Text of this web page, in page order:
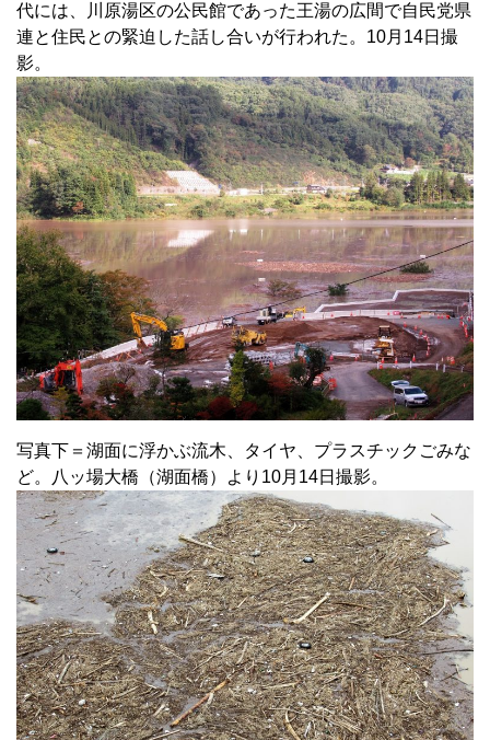
代には、川原湯区の公民館であった王湯の広間で自民党県
連と住民との緊迫した話し合いが行われた。10月14日撮
影。
写真下＝湖面に浮かぶ流木、タイヤ、プラスチックごみな
ど。八ッ場大橋（湖面橋）より10月14日撮影。